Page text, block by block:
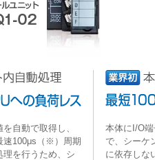
自動で取得し、
速100μs（※）周期
理を行うため、シ
本体にI/O
で、シーケ
に依存しな